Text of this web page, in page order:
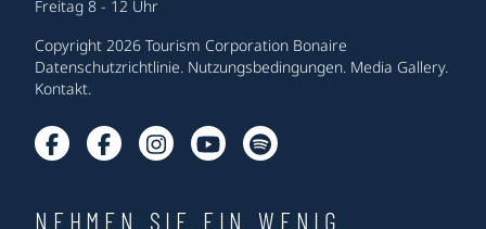
Freitag 8 - 12 Uhr
Copyright 2026 Tourism Corporation Bonaire
Datenschutzrichtlinie. Nutzungsbedingungen. Media Gallery.
Kontakt.
NEHMEN SIE EIN WENIG